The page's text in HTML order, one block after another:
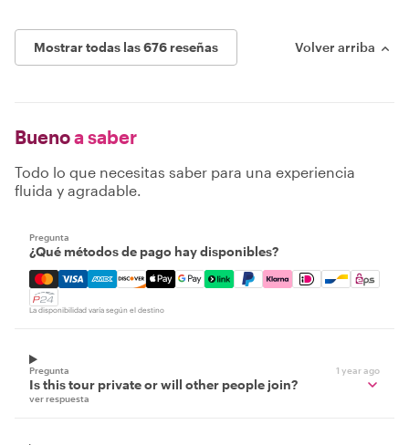
Mostrar todas las 676 reseñas Volver arriba
Buenoa saber
Todo lo que necesitas saber para una experiencia
fluida y agradable.
Pregunta
¿Qué métodos de pago hay disponibles?
Mastercard, Visa, Amex, Discover, Apple Pay, Google
La disponibilidad varía según el destino
Pregunta 1 year ago
Is this tour private or will other people join?
ver respuesta